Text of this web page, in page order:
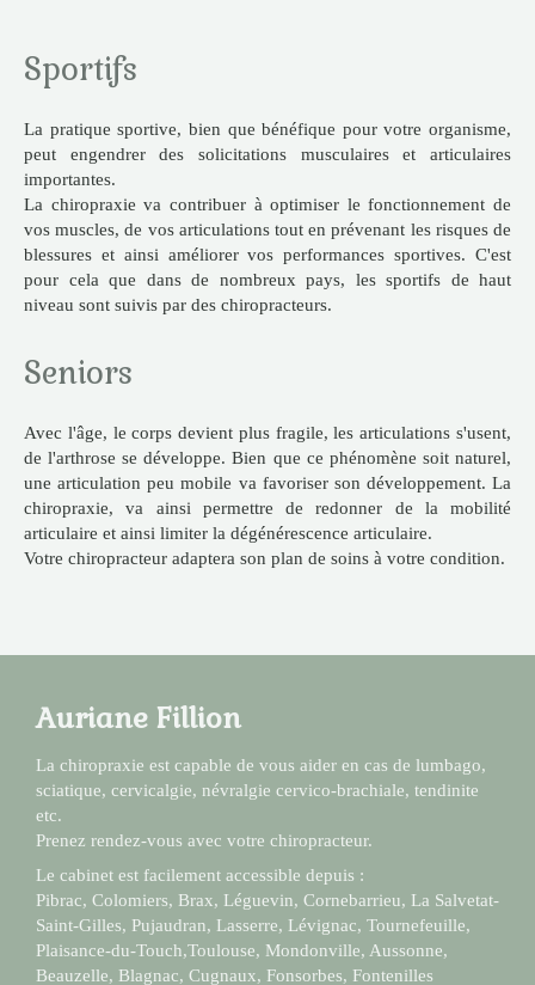
Sportifs
La pratique sportive, bien que bénéfique pour votre organisme,
peut engendrer des solicitations musculaires et articulaires
importantes.
La chiropraxie va contribuer à optimiser le fonctionnement de
vos muscles, de vos articulations tout en prévenant les risques de
blessures et ainsi améliorer vos performances sportives. C'est
pour cela que dans de nombreux pays, les sportifs de haut
niveau sont suivis par des chiropracteurs.
Seniors
Avec l'âge, le corps devient plus fragile, les articulations s'usent,
de l'arthrose se développe. Bien que ce phénomène soit naturel,
une articulation peu mobile va favoriser son développement. La
chiropraxie, va ainsi permettre de redonner de la mobilité
articulaire et ainsi limiter la dégénérescence articulaire.
Votre chiropracteur adaptera son plan de soins à votre condition.
Auriane Fillion
La chiropraxie est capable de vous aider en cas de lumbago,
sciatique, cervicalgie, névralgie cervico-brachiale, tendinite
etc.
Prenez rendez-vous avec votre chiropracteur.
Le cabinet est facilement accessible depuis :
Pibrac, Colomiers, Brax, Léguevin, Cornebarrieu, La Salvetat-
Saint-Gilles, Pujaudran, Lasserre, Lévignac, Tournefeuille,
Plaisance-du-Touch,Toulouse, Mondonville, Aussonne,
Beauzelle, Blagnac, Cugnaux, Fonsorbes, Fontenilles